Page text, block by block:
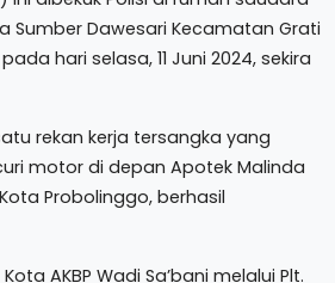
Sumber Dawesari Kecamatan Grati
hari selasa, 11 Juni 2024, sekira
rekan kerja tersangka yang
motor di depan Apotek Malinda
Probolinggo, berhasil
AKBP Wadi Sa’bani melalui Plt.